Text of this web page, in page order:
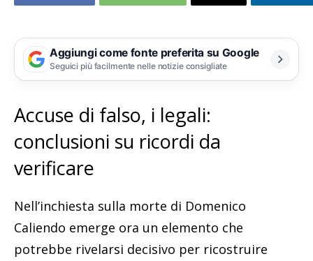
Aggiungi come fonte preferita su Google
Seguici più facilmente nelle notizie consigliate
Accuse di falso, i legali:
conclusioni su ricordi da
verificare
Nell’inchiesta sulla morte di Domenico
Caliendo emerge ora un elemento che
potrebbe rivelarsi decisivo per ricostruire